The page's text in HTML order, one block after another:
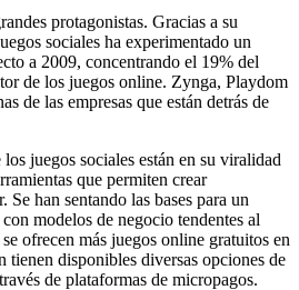
protagonistas. Gracias a su
sociales ha experimentado un
a 2009, concentrando el 19% del
de los juegos online. Zynga, Playdom
de las empresas que están detrás de
juegos sociales están en su viralidad
que permiten crear
Se han sentando las bases para un
modelos de negocio tendentes al
ofrecen más juegos online gratuitos en
tienen disponibles diversas opciones de
de plataformas de micropagos.